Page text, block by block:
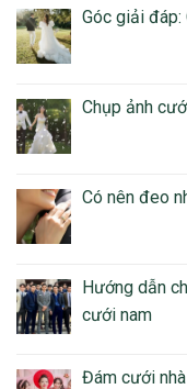
Góc giải đáp:
Chụp ảnh
Có nên đeo
Hướng dẫn
cưới nam
Đám cưới